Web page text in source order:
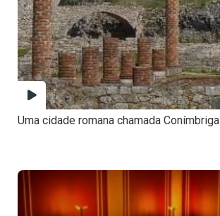
Uma cidade romana chamada Conímbriga